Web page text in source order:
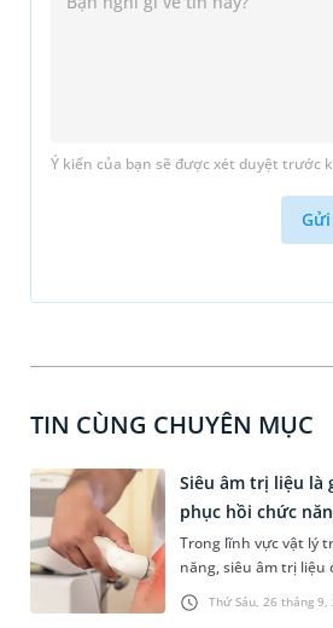
Ý kiến của bạn sẽ được xét duyệt trước
TIN CÙNG CHUYÊN MỤC
Thứ Sáu, 26 tháng 9,
Siêu âm trị liệu là
phục hồi chức
Trong lĩnh vực vật lý
năng, siêu âm trị liệu
những phương pháp
lại hiệu quả cao. Nhờ